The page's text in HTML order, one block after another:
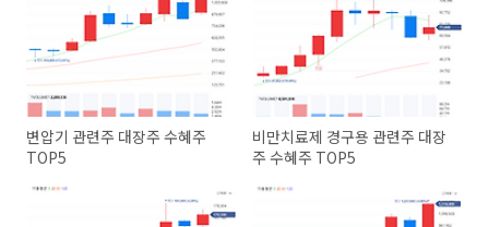
변압기 관련주 대장주 수혜주
TOP5
비만치료제 경구용 관련주 대장
주 수혜주 TOP5